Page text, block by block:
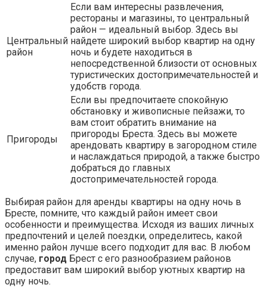
Центральный
район
Если вам интересны развлечения,
рестораны и магазины, то центральный
район — идеальный выбор. Здесь вы
найдете широкий выбор квартир на одну
ночь и будете находиться в
непосредственной близости от основных
туристических достопримечательностей и
удобств города.
Пригороды
Если вы предпочитаете спокойную
обстановку и живописные пейзажи, то
вам стоит обратить внимание на
пригороды Бреста. Здесь вы можете
арендовать квартиру в загородном стиле
и наслаждаться природой, а также быстро
добраться до главных
достопримечательностей города.
Выбирая район для аренды квартиры на одну ночь в
Бресте, помните, что каждый район имеет свои
особенности и преимущества. Исходя из ваших личных
предпочтений и целей поездки, определитесь, какой
именно район лучше всего подходит для вас. В любом
случае, город Брест с его разнообразием районов
предоставит вам широкий выбор уютных квартир на
одну ночь.